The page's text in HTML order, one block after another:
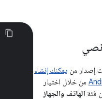
إصدار من يمكنك إنشاء
من خلال اختيار
فئة الهاتف والجهاز